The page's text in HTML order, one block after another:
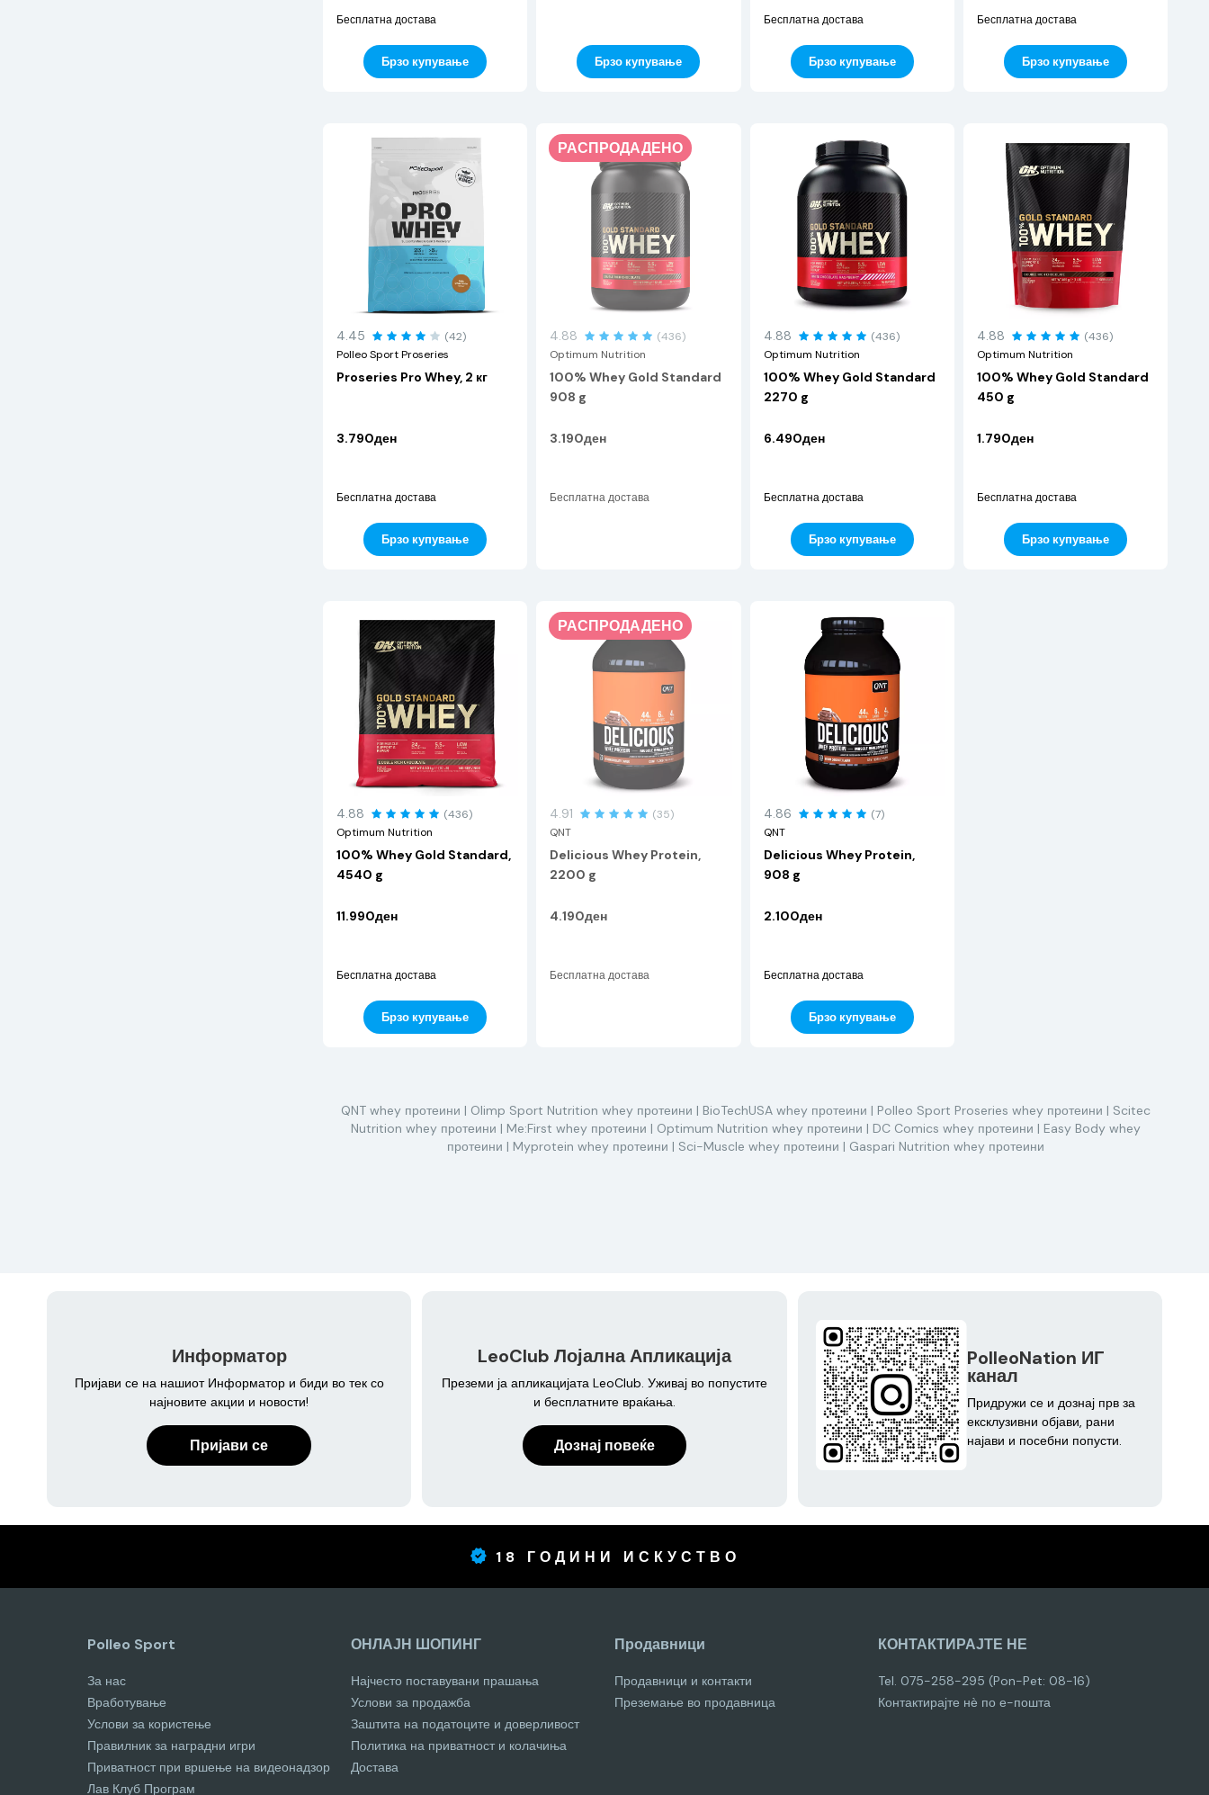
Бесплатна достава
Брзо купување Брзо купување
Бесплатна достава
Брзо купување
Бесплатна достава
Брзо купување
4.45
(42)
Polleo Sport Proseries
Proseries Pro Whey, 2 кг
3.790ден
Бесплатна достава
Брзо купување
РАСПРОДАДЕНО
4.88
(436)
Optimum Nutrition
100% Whey Gold Standard
908 g
3.190ден
Бесплатна достава
4.88
(436)
Optimum Nutrition
100% Whey Gold Standard
2270 g
6.490ден
Бесплатна достава
Брзо купување
4.88
(436)
Optimum Nutrition
100% Whey Gold Standard
450 g
1.790ден
Бесплатна достава
Брзо купување
4.88
(436)
Optimum Nutrition
100% Whey Gold Standard,
4540 g
11.990ден
Бесплатна достава
Брзо купување
РАСПРОДАДЕНО
4.91
(35)
QNT
Delicious Whey Protein,
2200 g
4.190ден
Бесплатна достава
4.86
(7)
QNT
Delicious Whey Protein,
908 g
2.100ден
Бесплатна достава
Брзо купување
QNT whey протеини | Olimp Sport Nutrition whey протеини | BioTechUSA whey протеини | Polleo Sport Proseries whey протеини | Scitec
Nutrition whey протеини | Me:First whey протеини | Optimum Nutrition whey протеини | DC Comics whey протеини | Easy Body whey
протеини | Myprotein whey протеини | Sci-Muscle whey протеини | Gaspari Nutrition whey протеини
Информатор
Пријави се на нашиот Информатор и биди во тек со
најновите акции и новости!
Пријави се
LeoClub Лојална Апликација
Преземи ја апликацијата LeoClub. Уживај во попустите
и бесплатните враќања.
Дознај повеќе
PolleoNation ИГ
канал
Придружи се и дознај прв за
ексклузивни објави, рани
најави и посебни попусти.
18 ГОДИНИ ИСКУСТВО
Polleo Sport
За нас
Вработување
Услови за користење
Правилник за наградни игри
Приватност при вршење на видеонадзор
Лав Клуб Програм
ОНЛАЈН ШОПИНГ
Најчесто поставувани прашања
Услови за продажба
Заштита на податоците и доверливост
Политика на приватност и колачиња
Достава
Продавници
Продавници и контакти
Преземање во продавница
КОНТАКТИРАЈТЕ НЕ
Tel. 075-258-295 (Pon-Pet: 08-16)
Контактирајте нѐ по е-пошта